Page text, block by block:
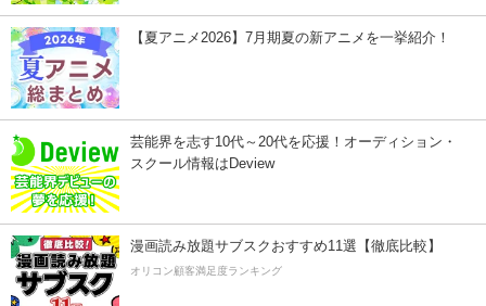
【夏アニメ2026】7月期夏の新アニメを一挙紹介！
芸能界を志す10代～20代を応援！オーディション・
スクール情報はDeview
漫画読み放題サブスクおすすめ11選【徹底比較】
オリコン顧客満足度ランキング